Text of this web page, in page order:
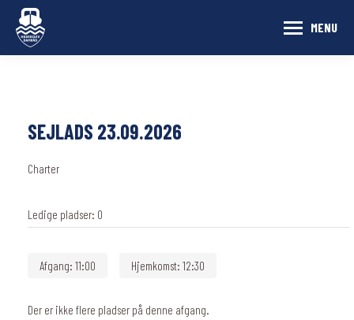
MENU
SEJLADS 23.09.2026
Charter
Ledige pladser: 0
Afgang: 11:00 Hjemkomst: 12:30
Der er ikke flere pladser på denne afgang.